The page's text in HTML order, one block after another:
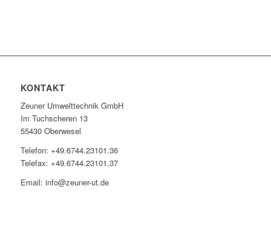
KONTAKT
Zeuner Umwelttechnik GmbH
Im Tuchscheren 13
55430 Oberwesel
Telefon: +49.6744.23101.36
Telefax: +49.6744.23101.37
Email: info@zeuner-ut.de